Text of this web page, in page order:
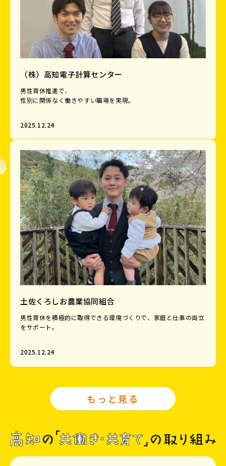
（株）高知電子計算センター
男性育休推進で、
性別に関係なく働きやすい職場を実現。
2025.12.24
土佐くろしお農業協同組合
男性育休を積極的に取得できる環境づくりで、家庭と仕事の両立
をサポート。
2025.12.24
もっと見る